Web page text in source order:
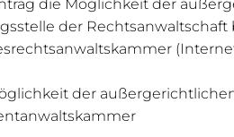
die Möglichkeit der
der Rechtsanwaltschaft
der